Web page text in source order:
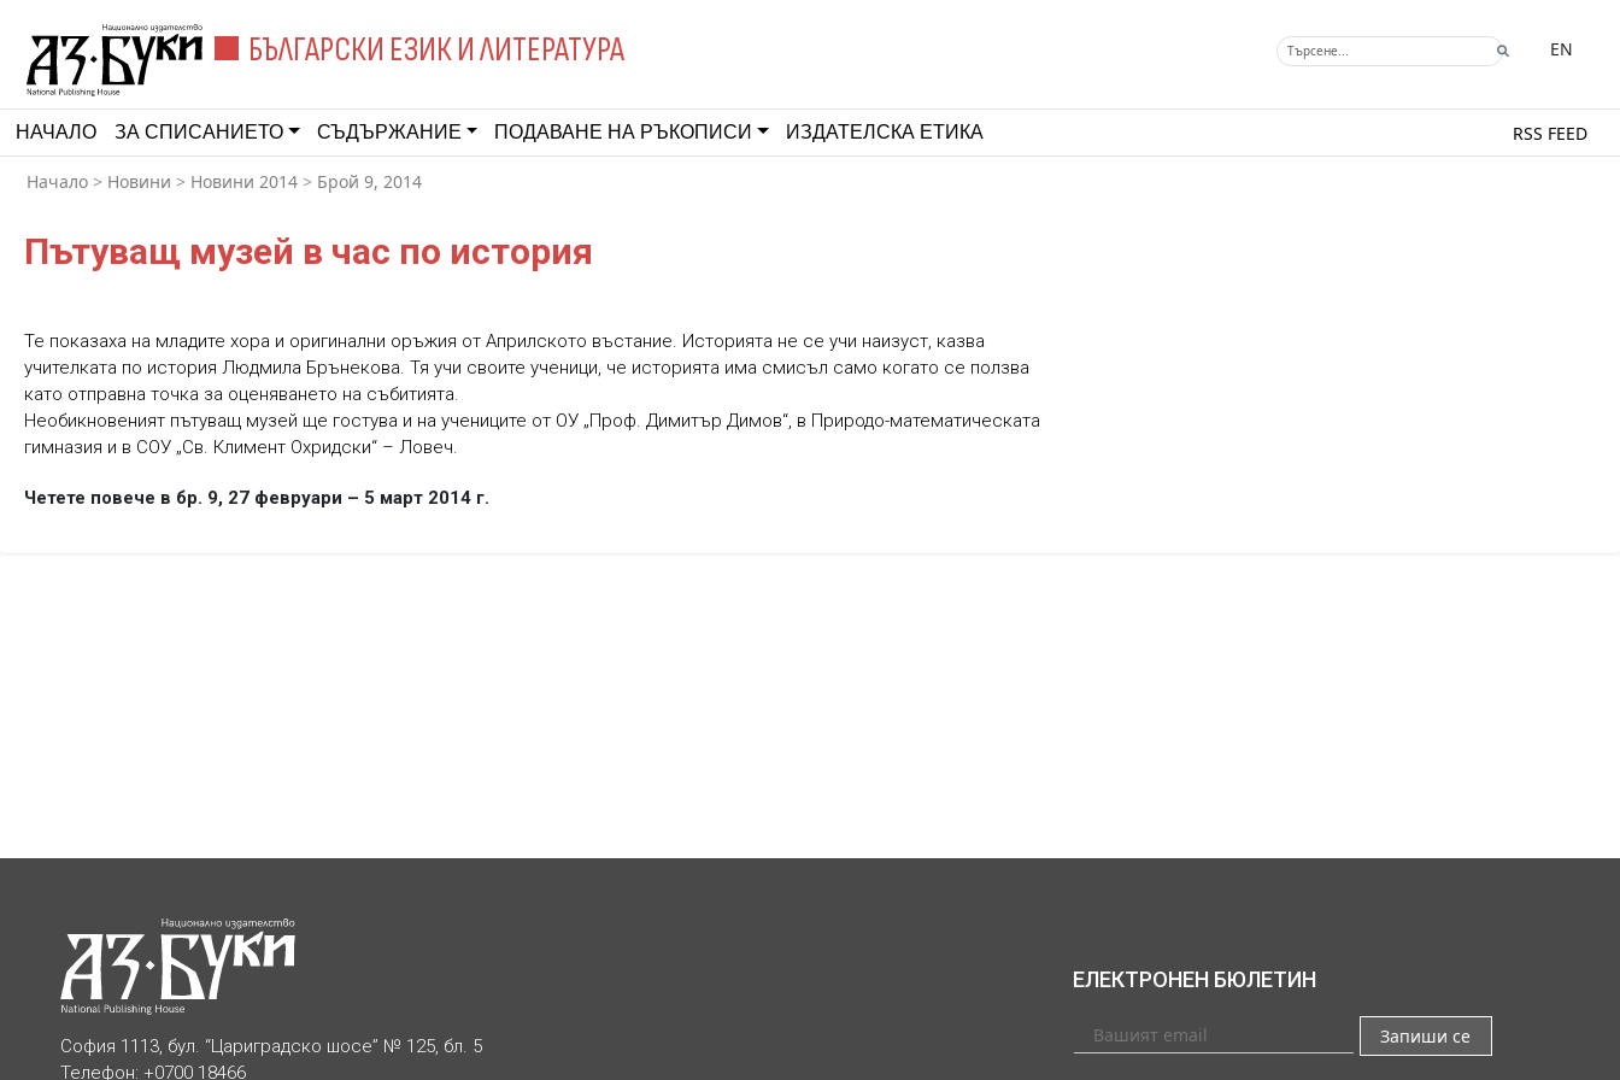
БЪЛГАРСКИ ЕЗИК И ЛИТЕРАТУРА EN
НАЧАЛО ЗА СПИСАНИЕТО СЪДЪРЖАНИЕ ПОДАВАНЕ НА РЪКОПИСИ ИЗДАТЕЛСКА ЕТИКА RSS FEED
Начало > Новини > Новини 2014 > Брой 9, 2014
Пътуващ музей в час по история
Те показаха на младите хора и оригинални оръжия от Априлското въстание. Историята не се учи наизуст, казва
учителката по история Людмила Брънекова. Тя учи своите ученици, че историята има смисъл само когато се ползва
като отправна точка за оценяването на събитията.
Необикновеният пътуващ музей ще гостува и на учениците от ОУ „Проф. Димитър Димов“, в Природо-математическата
гимназия и в СОУ „Св. Климент Охридски“ – Ловеч.
Четете повече в бр. 9, 27 февруари – 5 март 2014 г.
София 1113, бул. “Цариградско шосе” № 125, бл. 5
Телефон: +0700 18466
ЕЛЕКТРОНЕН БЮЛЕТИН
Запиши се